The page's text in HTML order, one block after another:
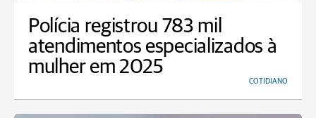
Polícia registrou 783 mil
atendimentos especializados à
mulher em 2025
COTIDIANO